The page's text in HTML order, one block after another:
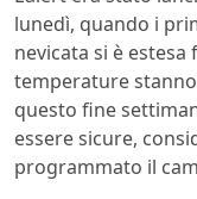
lunedì, quando i
nevicata si è estesa
temperature
questo fine
essere sicure,
programmato il